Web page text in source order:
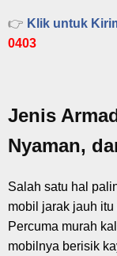
👉 Klik untuk
0403
Jenis
Nyaman,
Salah satu hal
mobil jarak jauh
Percuma murah
mobilnya berisik